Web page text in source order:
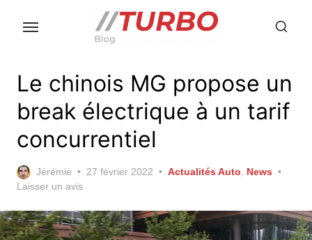
Le chinois MG propose un
break électrique à un tarif
concurrentiel
Jérémie
Posted
27 février 2022 Actualités Auto
News
Laisser un avis